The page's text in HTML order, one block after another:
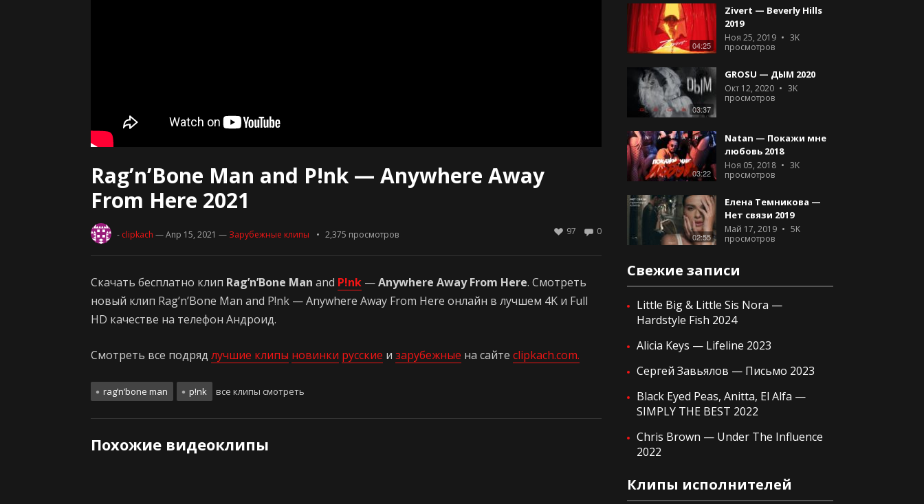
Rag’n’Bone Man and P!nk — Anywhere Away
From Here 2021
- clipkach — Апр 15, 2021 — Зарубежные клипы 2,375 просмотров 0
97
Скачать бесплатно клип Rag’n’Bone Man and P!nk —Anywhere Away From Here. Смотреть
новый клип Rag’n’Bone Man and P!nk — Anywhere Away From Here онлайн в лучшем 4K и Full
HD качестве на телефон Андроид.
Смотреть все подряд лучшие клипы новинки русские и зарубежные на сайте clipkach.com.
rag’n’bone man p!nk все клипы смотреть
Похожие видеоклипы
04:25
Zivert — Beverly Hills
2019
Ноя 25, 2019
3K
просмотров
03:37
GROSU — ДЫМ 2020
Окт 12, 2020
3K
просмотров
03:22
Natan — Покажи мне
любовь 2018
Ноя 05, 2018
3K
просмотров
02:55
Елена Темникова —
Нет связи 2019
Май 17, 2019
5K
просмотров
Свежие записи
Little Big & Little Sis Nora —
Hardstyle Fish 2024
Alicia Keys — Lifeline 2023
Сергей Завьялов — Письмо 2023
Black Eyed Peas, Anitta, El Alfa —
SIMPLY THE BEST 2022
Chris Brown — Under The Influence
2022
Клипы исполнителей